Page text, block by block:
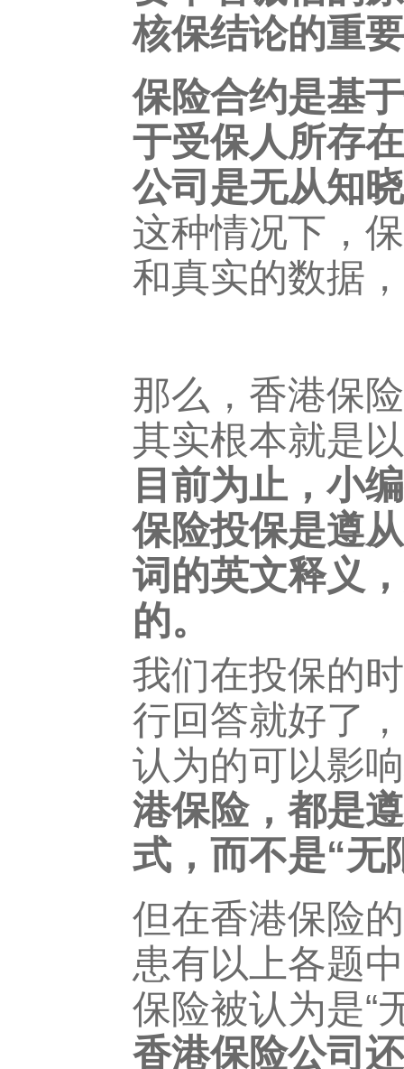
核保结论的重
保险合约是基
于受保人所存
公司是无从知
这种情况下，
和真实的数据
那么，香港保
其实根本就是
目前为止，小
保险投保是遵
词的英文释义
的。
我们在投保的
行回答就好了
认为的可以影
港保险，都是
式，而不是“无
但在香港保险
患有以上各题
保险被认为是“
香港保险公司